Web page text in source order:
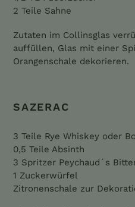
2 Teile Sahne
Zutaten im Collinsglas
auffüllen, Glas mit einer
Orangenschale dekorieren.
SAZERAC
3 Teile Rye Whiskey oder
0,5 Teile Absinth
3 Spritzer Peychaud´s
1 Zuckerwürfel
Zitronenschale zur